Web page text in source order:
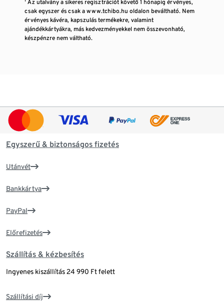
¹ Az utalvány a sikeres regisztrációt követő 1 hónapig érvényes,
csak egyszer és csak a www.tchibo.hu oldalon beváltható. Nem
érvényes kávéra, kapszulás termékekre, valamint
ajándékkártyákra, más kedvezményekkel nem összevonható,
készpénzre nem váltható.
Egyszerű & biztonságos fizetés
Utánvét
Bankkártya
PayPal
Előrefizetés
Szállítás & kézbesítés
Ingyenes kiszállítás 24 990 Ft felett
Szállítási díj